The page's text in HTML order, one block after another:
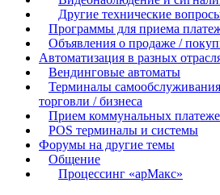
Другие технические
Программы для приема
Объявления о продаже /
Автоматизация в разных
Вендинговые автоматы
Терминалы
торговли / бизнеса
Прием коммунальных
POS терминалы и системы
Форумы на другие темы
Общение
Процессинг «арМакс»